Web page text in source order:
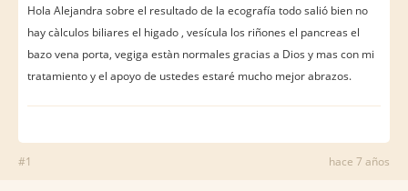
Hola Alejandra sobre el resultado de la ecografía todo salió bien no
hay càlculos biliares el higado , vesícula los riñones el pancreas el
bazo vena porta, vegiga estàn normales gracias a Dios y mas con mi
tratamiento y el apoyo de ustedes estaré mucho mejor abrazos.
#1 hace 7 años